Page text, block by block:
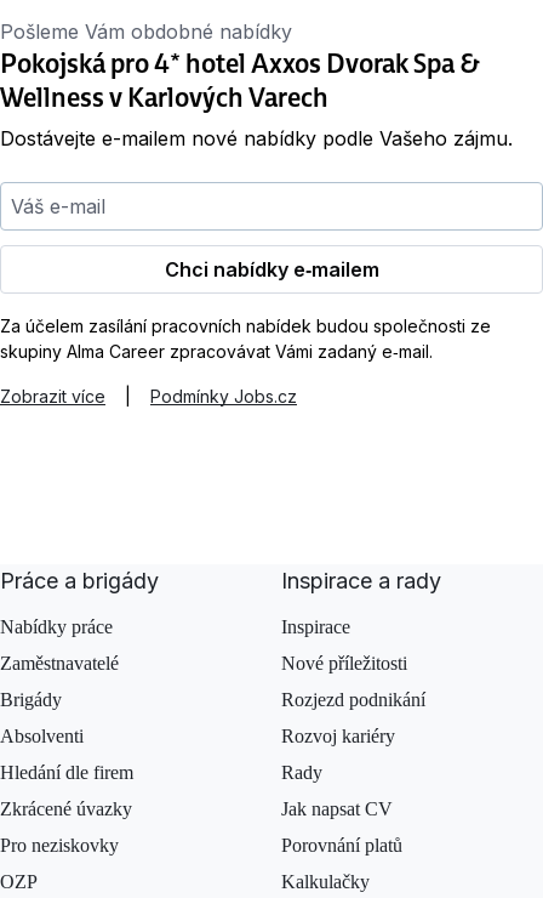
Pošleme Vám obdobné nabídky
Pokojská pro 4* hotel Axxos Dvorak Spa &
Wellness v Karlových Varech
Dostávejte e-mailem nové nabídky podle Vašeho zájmu.
Váš e-mail
Chci nabídky e‑mailem
Za účelem zasílání pracovních nabídek budou společnosti ze
skupiny Alma Career zpracovávat Vámi zadaný e‑mail.
Zobrazit více Podmínky Jobs.cz
Práce a brigády
Nabídky práce
Zaměstnavatelé
Brigády
Absolventi
Hledání dle firem
Zkrácené úvazky
Pro neziskovky
OZP
Inspirace a rady
Inspirace
Nové příležitosti
Rozjezd podnikání
Rozvoj kariéry
Rady
Jak napsat CV
Porovnání platů
Kalkulačky